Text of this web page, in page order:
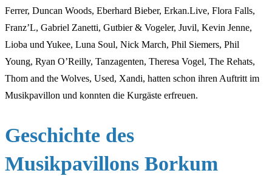
Ferrer, Duncan Woods, Eberhard Bieber, Erkan.Live, Flora Falls,
Franz’L, Gabriel Zanetti, Gutbier & Vogeler, Juvil, Kevin Jenne,
Lioba und Yukee, Luna Soul, Nick March, Phil Siemers, Phil
Young, Ryan O’Reilly, Tanzagenten, Theresa Vogel, The Rehats,
Thom and the Wolves, Used, Xandi, hatten schon ihren Auftritt im
Musikpavillon und konnten die Kurgäste erfreuen.
Geschichte des
Musikpavillons Borkum